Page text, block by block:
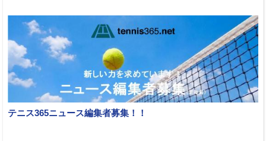
テニス365ニュース編集者募集！！